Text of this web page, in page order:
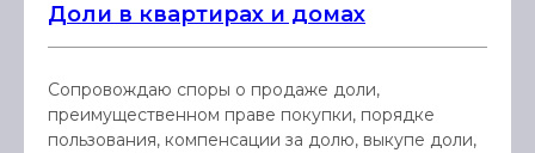
Доли в квартирах и домах
Сопровождаю споры о продаже доли,
преимущественном праве покупки, порядке
пользования, компенсации за долю, выкупе доли,